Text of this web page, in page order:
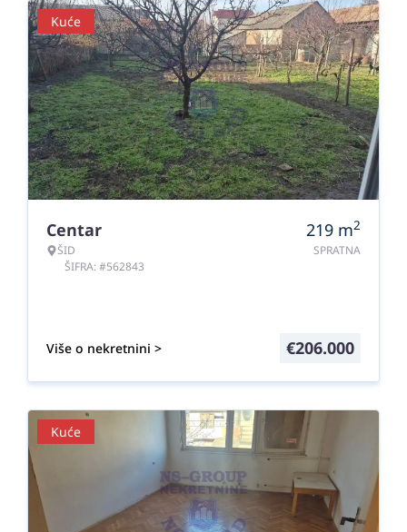
Kuće
Centar
ŠID
ŠIFRA: #562843
219 m2
SPRATNA
Više o nekretnini > €206.000
Kuće